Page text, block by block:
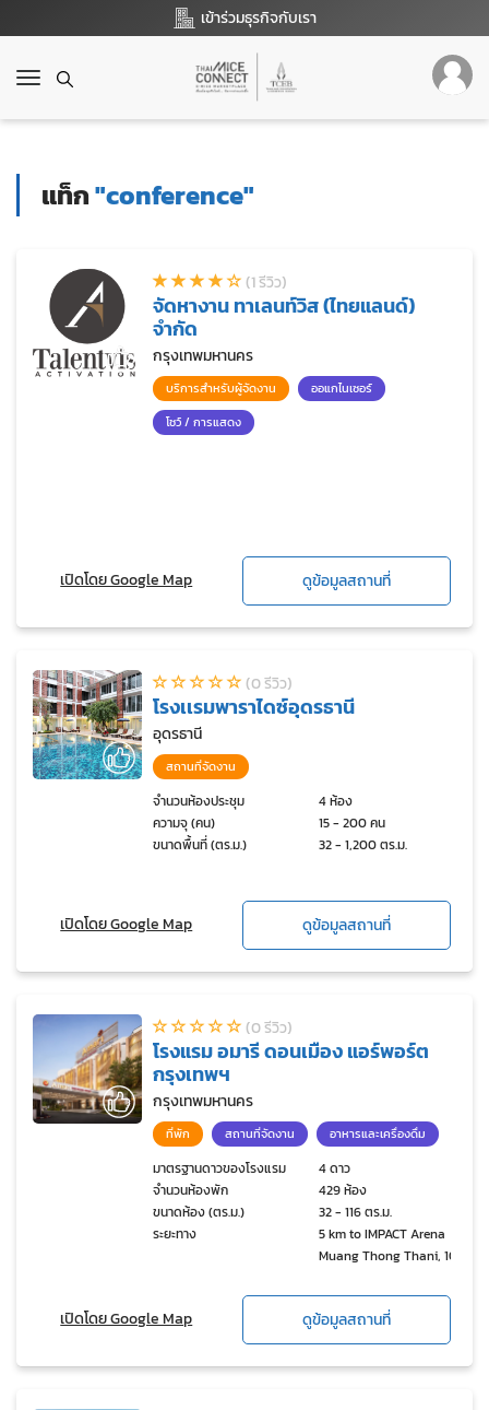
เข้าร่วมธุรกิจกับเรา
T
g
แท็ก"conference"
(1 รีวิว)
จัดหางาน ทาเลนท์วิส (ไทยแลนด์)
จำกัด
กรุงเทพมหานคร
บริการสำหรับผู้จัดงาน
ออแกไนเซอร์
โชว์ / การแสดง
เปิดโดย Google Map ดูข้อมูลสถานที่
(0 รีวิว)
โรงเเรมพาราไดซ์อุดรธานี
อุดรธานี
สถานที่จัดงาน
จำนวนห้องประชุม
4 ห้อง
ความจุ (คน)
15 - 200 คน
ขนาดพื้นที่ (ตร.ม.)
32 - 1,200 ตร.ม.
เปิดโดย Google Map ดูข้อมูลสถานที่
(0 รีวิว)
โรงแรม อมารี ดอนเมือง แอร์พอร์ต
กรุงเทพฯ
กรุงเทพมหานคร
ที่พัก สถานที่จัดงาน อาหารและเครื่องดื่ม
มาตรฐานดาวของโรงแรม
4 ดาว
จำนวนห้องพัก
429 ห้อง
ขนาดห้อง (ตร.ม.)
32 - 116 ตร.ม.
ระยะทาง
5 km to IMPACT Arena
Muang Thong Thani, 10
Natural Metro Shopping
Park, 20 km to
Chatuchak Weekend
Market
เปิดโดย Google Map ดูข้อมูลสถานที่